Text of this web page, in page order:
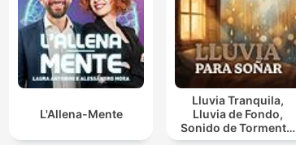
L'Allena-Mente
Lluvia Tranquila,
Lluvia de Fondo,
Sonido de Tormenta,
Día Lluvioso, Lluvia